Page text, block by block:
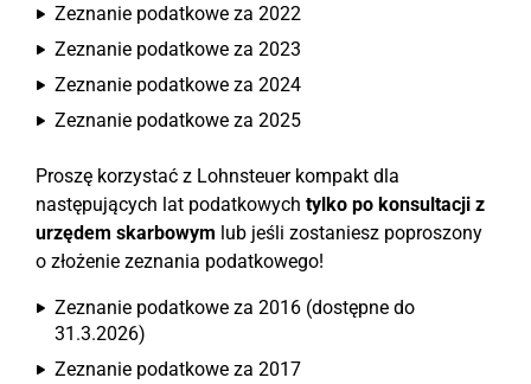
Zeznanie podatkowe za 2022
Zeznanie podatkowe za 2023
Zeznanie podatkowe za 2024
Zeznanie podatkowe za 2025
Proszę korzystać z Lohnsteuer kompakt dla
następujących lat podatkowych tylko po konsultacji z
urzędem skarbowym lub jeśli zostaniesz poproszony
o złożenie zeznania podatkowego!
Zeznanie podatkowe za 2016 (dostępne do
31.3.2026)
Zeznanie podatkowe za 2017